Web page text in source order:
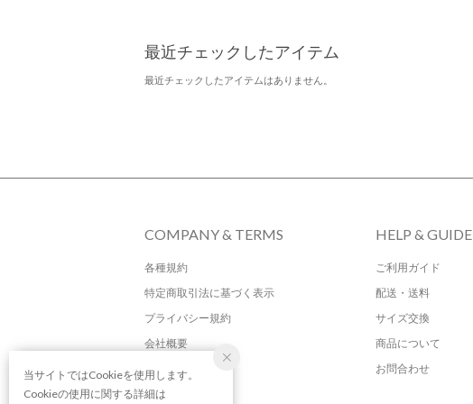
最近チェックしたアイテム
最近チェックしたアイテムはありません。
COMPANY & TERMS
各種規約
特定商取引法に基づく表示
プライバシー規約
会社概要
HELP & GUIDE
ご利用ガイド
配送・送料
サイズ交換
商品について
お問合わせ
当サイトではCookieを使用します。
Cookieの使用に関する詳細は